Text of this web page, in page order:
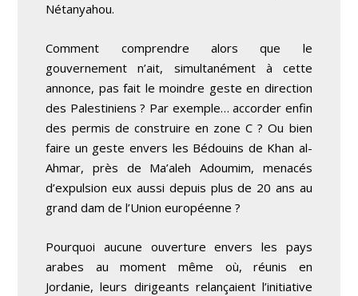
Nétanyahou.
Comment comprendre alors que le
gouvernement n’ait, simultanément à cette
annonce, pas fait le moindre geste en direction
des Palestiniens ? Par exemple… accorder enfin
des permis de construire en zone C ? Ou bien
faire un geste envers les Bédouins de Khan al-
Ahmar, près de Ma’aleh Adoumim, menacés
d’expulsion eux aussi depuis plus de 20 ans au
grand dam de l’Union européenne ?
Pourquoi aucune ouverture envers les pays
arabes au moment même où, réunis en
Jordanie, leurs dirigeants relançaient l’initiative